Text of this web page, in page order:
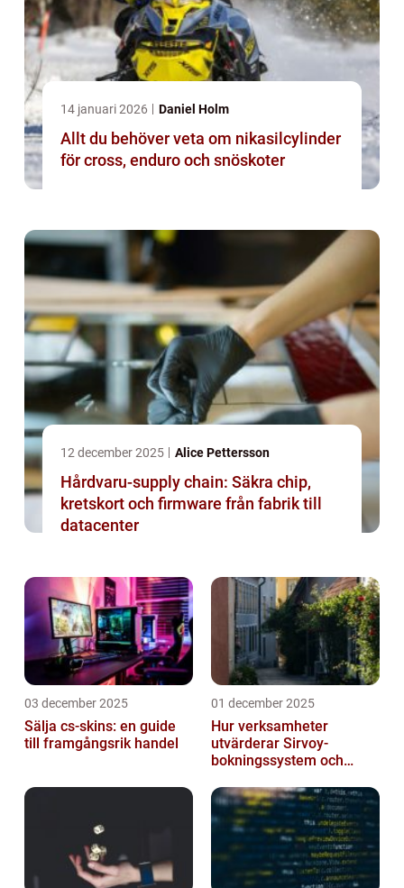
14 januari 2026 Daniel Holm
Allt du behöver veta om nikasilcylinder
för cross, enduro och snöskoter
12 december 2025 Alice Pettersson
Hårdvaru-supply chain: Säkra chip,
kretskort och firmware från fabrik till
datacenter
03 december 2025
Sälja cs-skins: en guide
till framgångsrik handel
01 december 2025
Hur verksamheter
utvärderar Sirvoy-
bokningssystem och